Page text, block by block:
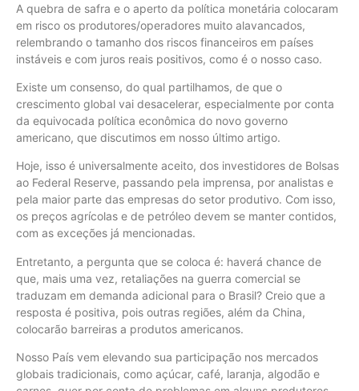
A quebra de safra e o aperto da política monetária colocaram
em risco os produtores/operadores muito alavancados,
relembrando o tamanho dos riscos financeiros em países
instáveis e com juros reais positivos, como é o nosso caso.
Existe um consenso, do qual partilhamos, de que o
crescimento global vai desacelerar, especialmente por conta
da equivocada política econômica do novo governo
americano, que discutimos em nosso último artigo.
Hoje, isso é universalmente aceito, dos investidores de Bolsas
ao Federal Reserve, passando pela imprensa, por analistas e
pela maior parte das empresas do setor produtivo. Com isso,
os preços agrícolas e de petróleo devem se manter contidos,
com as exceções já mencionadas.
Entretanto, a pergunta que se coloca é: haverá chance de
que, mais uma vez, retaliações na guerra comercial se
traduzam em demanda adicional para o Brasil? Creio que a
resposta é positiva, pois outras regiões, além da China,
colocarão barreiras a produtos americanos.
Nosso País vem elevando sua participação nos mercados
globais tradicionais, como açúcar, café, laranja, algodão e